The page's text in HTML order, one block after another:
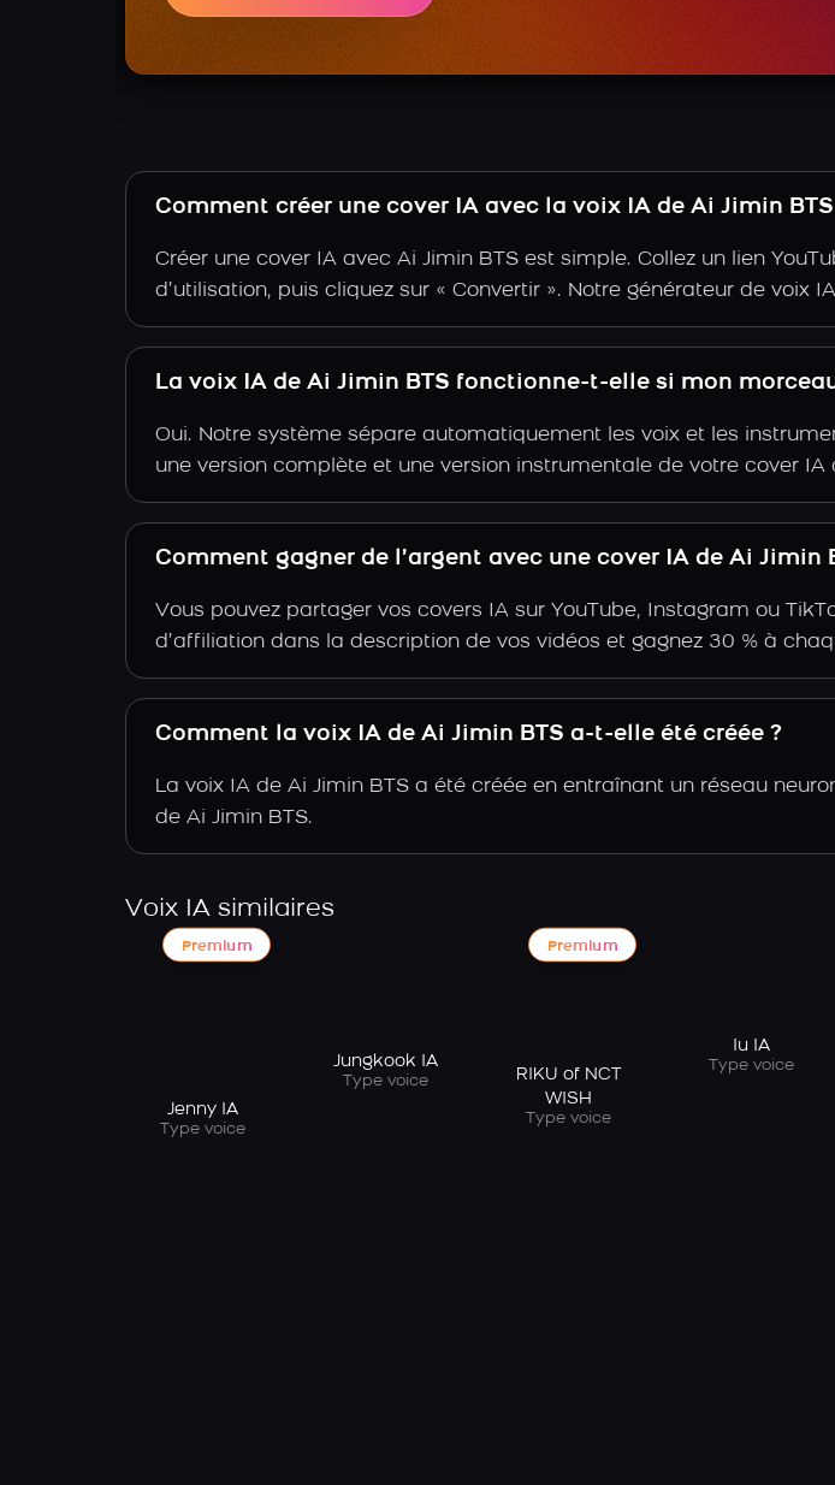
Comment créer une cover IA avec la voix IA de Ai Jimin BTS
Créer une cover IA avec Ai Jimin BTS est simple. Collez un lien
d’utilisation, puis cliquez sur « Convertir ». Notre générateur de voix
La voix IA de Ai Jimin BTS fonctionne-t-elle si mon
Oui. Notre système sépare automatiquement les voix et les
une version complète et une version instrumentale de votre cover IA
Comment gagner de l’argent avec une cover IA de Ai Jimin
Vous pouvez partager vos covers IA sur YouTube, Instagram ou
d’affiliation dans la description de vos vidéos et gagnez 30 % à
Comment la voix IA de Ai Jimin BTS a-t-elle été créée ?
La voix IA de Ai Jimin BTS a été créée en entraînant un réseau
de Ai Jimin BTS.
Voix IA similaires
Premium
Jenny IA
Type voice
Jungkook IA
Type voice
Premium
RIKU of NCT
WISH
Type voice
Iu IA
Type voice